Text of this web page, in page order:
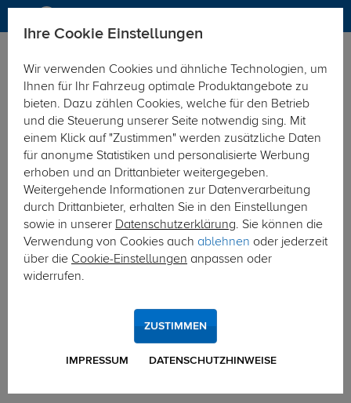
Hier geht's zur Fahrzeugübersicht:
Peugeot Boxer
Ihre Cookie Einstellungen
Wir verwenden Cookies und ähnliche Technologien, um
Ihnen für Ihr Fahrzeug optimale Produktangebote zu
bieten. Dazu zählen Cookies, welche für den Betrieb
und die Steuerung unserer Seite notwendig sing. Mit
einem Klick auf "Zustimmen" werden zusätzliche Daten
für anonyme Statistiken und personalisierte Werbung
erhoben und an Drittanbieter weitergegeben.
Weitergehende Informationen zur Datenverarbeitung
durch Drittanbieter, erhalten Sie in den Einstellungen
sowie in unserer Datenschutzerklärung. Sie können die
Verwendung von Cookies auch ablehnen oder jederzeit
über die Cookie-Einstellungen anpassen oder
widerrufen.
IMPRESSUM DATENSCHUTZHINWEISE
ZUSTIMMEN